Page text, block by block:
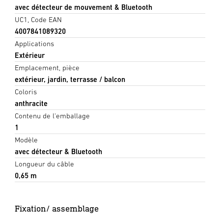
avec détecteur de mouvement & Bluetooth
UC1, Code EAN
4007841089320
Applications
Extérieur
Emplacement, pièce
extérieur, jardin, terrasse / balcon
Coloris
anthracite
Contenu de l'emballage
1
Modèle
avec détecteur & Bluetooth
Longueur du câble
0,65 m
Fixation/ assemblage